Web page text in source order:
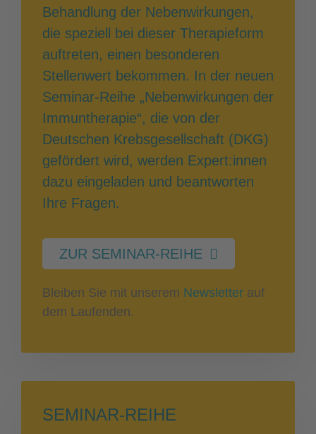
Behandlung der Nebenwirkungen,
die speziell bei dieser Therapieform
auftreten, einen besonderen
Stellenwert bekommen. In der neuen
Seminar-Reihe „Nebenwirkungen der
Immuntherapie“, die von der
Deutschen Krebsgesellschaft (DKG)
gefördert wird, werden Expert:innen
dazu eingeladen und beantworten
Ihre Fragen.
ZUR SEMINAR-REIHE
Bleiben Sie mit unserem Newsletter auf
dem Laufenden.
SEMINAR-REIHE